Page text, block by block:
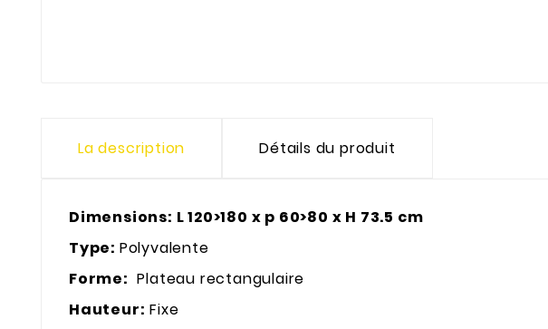
La description Détails du produit
Dimensions: L 120>180 x p 60>80 x H 73.5 cm
Type: Polyvalente
Forme: Plateau rectangulaire
Hauteur: Fixe